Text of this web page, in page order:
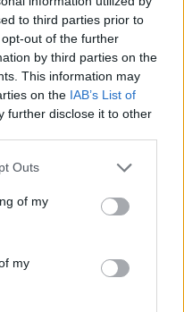
to third parties prior to
out of the further
by third parties on the
This information may
on the IAB’s List of
further disclose it to other
Outs
of my
my
que o W16